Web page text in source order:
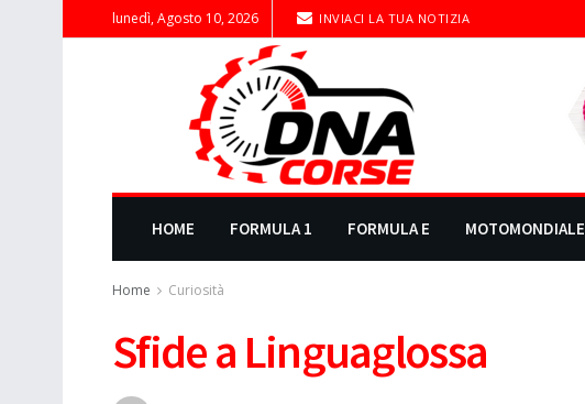
lunedì, Agosto 10, 2026 INVIACI LA TUA NOTIZIA
HOME FORMULA 1 FORMULA E MOTOMONDIALE
Home Curiosità
Sfide a Linguaglossa